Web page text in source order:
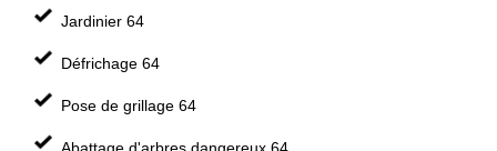
Jardinier 64
Défrichage 64
Pose de grillage 64
Abattage d'arbres dangereux 64